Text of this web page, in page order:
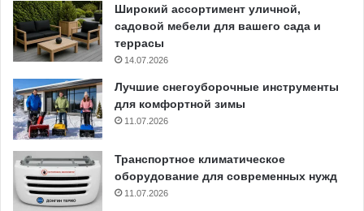
Широкий ассортимент уличной,
садовой мебели для вашего сада и
террасы
14.07.2026
Лучшие снегоуборочные инструменты
для комфортной зимы
11.07.2026
Транспортное климатическое
оборудование для современных нужд
11.07.2026